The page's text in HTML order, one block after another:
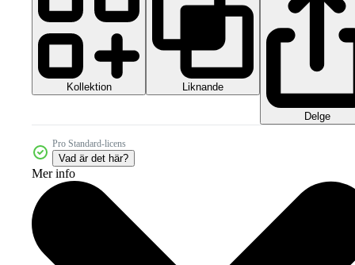
Kollektion Liknande
Delge
Pro Standard-licens
Vad är det här?
Mer info